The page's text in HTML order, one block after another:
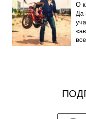
О
Да